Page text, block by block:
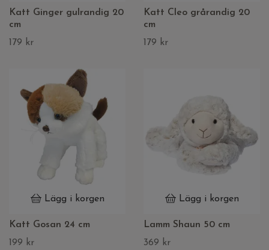
Katt Ginger gulrandig 20
cm
179 kr
Katt Cleo grårandig 20
cm
179 kr
Lägg i korgen
Katt Gosan 24 cm
199 kr
Lägg i korgen
Lamm Shaun 50 cm
369 kr